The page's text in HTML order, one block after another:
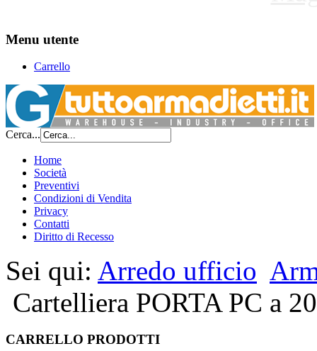
Menu utente
Carrello
Cerca...
Home
Società
Preventivi
Condizioni di Vendita
Privacy
Contatti
Diritto di Recesso
Sei qui: Arredo ufficio
Cartelliera PORTA PC a
CARRELLO PRODOTTI